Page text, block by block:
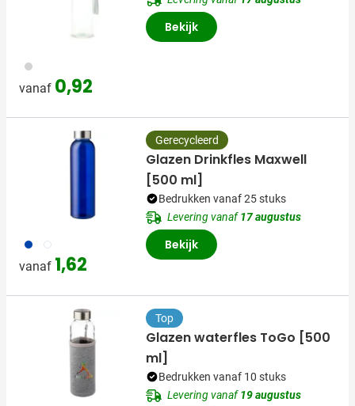
021
vanaf 0,92
Bekijk
023 970
vanaf 1,62
Gerecycleerd
Glazen Drinkfles Maxwell
[500 ml]
Bedrukken vanaf 25 stuks
Levering vanaf17 augustus
Bekijk
Top
Glazen waterfles ToGo [500
ml]
Bedrukken vanaf 10 stuks
Levering vanaf19 augustus